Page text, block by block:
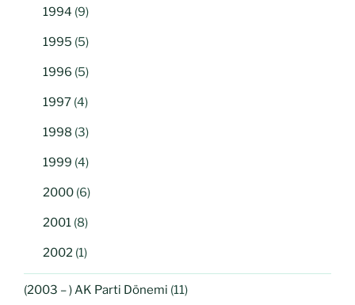
1994 (9)
1995 (5)
1996 (5)
1997 (4)
1998 (3)
1999 (4)
2000 (6)
2001 (8)
2002 (1)
(2003 – ) AK Parti Dönemi (11)